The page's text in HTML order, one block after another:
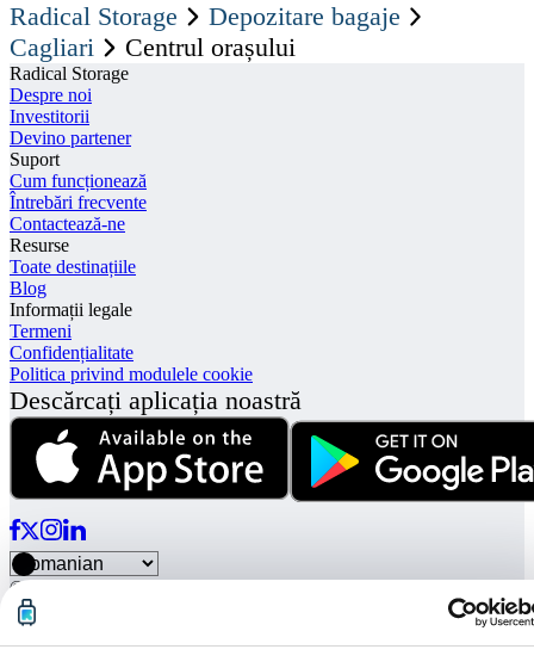
Radical Storage
Depozitare bagaje
Cagliari
Centrul orașului
Radical Storage
Despre noi
Investitorii
Devino partener
Suport
Cum funcționează
Întrebări frecvente
Contactează-ne
Resurse
Toate destinațiile
Blog
Informații legale
Termeni
Confidențialitate
Politica privind modulele cookie
Descărcați aplicația noastră
© Radical Storage • Lean Team S.R.L. • P. IVA 14104111001
Radical este finanțat și de fondul de investiții „Vertis Venture 4
Scaleup Lazio” gestionat de Vertis SGR S.p.A. și susținut de
Uniunea Europeană NextGerenation EU și: